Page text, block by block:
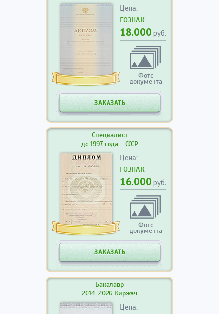
Цена:
ГОЗНАК
18.000 руб.
Фото
документа
ЗАКАЗАТЬ
Специалист
до 1997 года - СССР
Цена:
ГОЗНАК
16.000 руб.
Фото
документа
ЗАКАЗАТЬ
Бакалавр
2014-2026 Киржач
Цена: